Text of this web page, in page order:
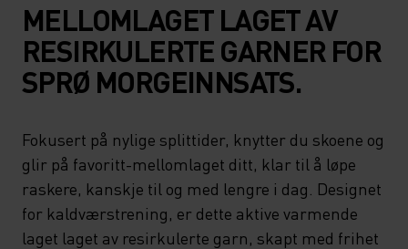
MELLOMLAGET LAGET AV
RESIRKULERTE GARNER FOR
SPRØ MORGEINNSATS.
Fokusert på nylige splittider, knytter du skoene og
glir på favoritt-mellomlaget ditt, klar til å løpe
raskere, kanskje til og med lengre i dag. Designet
for kaldværstrening, er dette aktive varmende
laget laget av resirkulerte garn, skapt med frihet